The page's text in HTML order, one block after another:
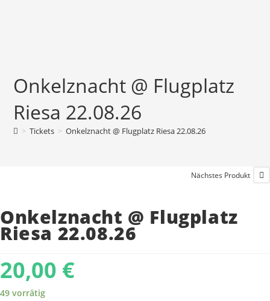
Onkelznacht @ Flugplatz
Riesa 22.08.26
> Tickets > Onkelznacht @ Flugplatz Riesa 22.08.26
Nächstes Produkt
Onkelznacht @ Flugplatz
Riesa 22.08.26
20,00 €
49 vorrätig